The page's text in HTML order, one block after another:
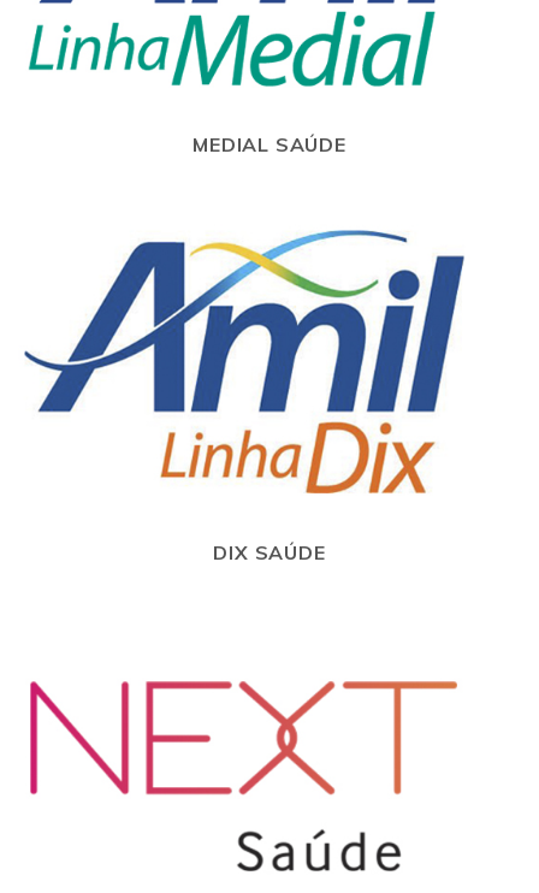
MEDIAL SAÚDE
DIX SAÚDE